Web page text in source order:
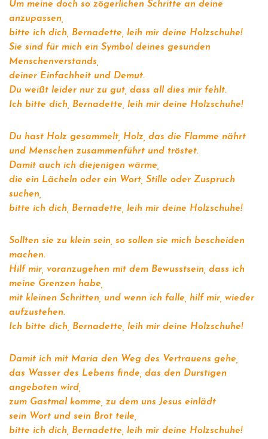
Um meine doch so zögerlichen Schritte an deine
anzupassen,
bitte ich dich, Bernadette, leih mir deine Holzschuhe!
Sie sind für mich ein Symbol deines gesunden
Menschenverstands,
deiner Einfachheit und Demut.
Du weißt leider nur zu gut, dass all dies mir fehlt.
Ich bitte dich, Bernadette, leih mir deine Holzschuhe!
Du hast Holz gesammelt, Holz, das die Flamme nährt
und Menschen zusammenführt und tröstet.
Damit auch ich diejenigen wärme,
die ein Lächeln oder ein Wort, Stille oder Zuspruch
suchen,
bitte ich dich, Bernadette, leih mir deine Holzschuhe!
Sollten sie zu klein sein, so sollen sie mich bescheiden
machen.
Hilf mir, voranzugehen mit dem Bewusstsein, dass ich
meine Grenzen habe,
mit kleinen Schritten, und wenn ich falle, hilf mir, wieder
aufzustehen.
Ich bitte dich, Bernadette, leih mir deine Holzschuhe!
Damit ich mit Maria den Weg des Vertrauens gehe,
das Wasser des Lebens finde, das den Durstigen
angeboten wird,
zum Gastmal komme, zu dem uns Jesus einlädt
sein Wort und sein Brot teile,
bitte ich dich, Bernadette, leih mir deine Holzschuhe!